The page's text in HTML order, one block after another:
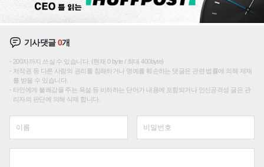
기사댓글0개
200자까지 쓰실 수 있습니다. (현재 0 byte / 최대 400byte)
저작권 등 다른 사람의 권리를 침해하거나 명예를 훼손하는 댓글은 관련 법률에 의해 제재
를 받을 수 있습니다.
타인에게 불쾌감을 주는 욕설 등 비하하는 단어가 내용에 포함되거나 인신공격성 글은 관
리자의 판단에 의해 삭제 합니다.